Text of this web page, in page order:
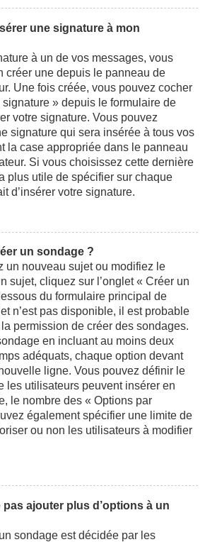
une signature à mon
à un de vos messages, vous
créer une depuis le panneau de
Une fois créée, vous pouvez cocher
signature » depuis le formulaire de
votre signature. Vous pouvez
signature qui sera insérée à tous vos
la case appropriée dans le panneau
Si vous choisissez cette dernière
plus utile de spécifier sur chaque
d’insérer votre signature.
un sondage ?
un nouveau sujet ou modifiez le
sujet, cliquez sur l’onglet « Créer un
du formulaire principal de
n’est pas disponible, il est probable
permission de créer des sondages.
en incluant au moins deux
adéquats, chaque option devant
ligne. Vous pouvez définir le
les utilisateurs peuvent insérer en
le nombre des « Options par
également spécifier une limite de
ou non les utilisateurs à modifier
ajouter plus d’options à un
sondage est décidée par les